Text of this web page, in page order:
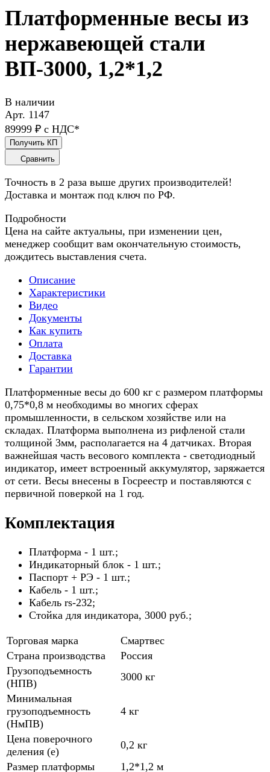
Платформенные весы из
нержавеющей стали
ВП-3000, 1,2*1,2
В наличии
Арт. 1147
89999 ₽ с НДС*
Получить КП
Сравнить
Точность в 2 раза выше других производителей!
Доставка и монтаж под ключ по РФ.
Подробности
Цена на сайте актуальны, при изменении цен,
менеджер сообщит вам окончательную стоимость,
дождитесь выставления счета.
Описание
Характеристики
Видео
Документы
Как купить
Оплата
Доставка
Гарантии
Платформенные весы до 600 кг с размером платформы
0,75*0,8 м необходимы во многих сферах
промышленности, в сельском хозяйстве или на
складах. Платформа выполнена из рифленой стали
толщиной 3мм, располагается на 4 датчиках. Вторая
важнейшая часть весового комплекта - светодиодный
индикатор, имеет встроенный аккумулятор, заряжается
от сети. Весы внесены в Госреестр и поставляются с
первичной поверкой на 1 год.
Комплектация
Платформа - 1 шт.;
Индикаторный блок - 1 шт.;
Паспорт + РЭ - 1 шт.;
Кабель - 1 шт.;
Кабель rs-232;
Стойка для индикатора, 3000 руб.;
Торговая марка
Смартвес
Страна производства
Россия
Грузоподъемность
(НПВ)
3000 кг
Минимальная
грузоподъемность
(НмПВ)
4 кг
Цена поверочного
деления (е)
0,2 кг
Размер платформы
1,2*1,2 м